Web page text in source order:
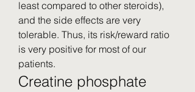
least compared to other steroids),
and the side effects are very
tolerable. Thus, its risk/reward ratio
is very positive for most of our
patients.
Creatine phosphate